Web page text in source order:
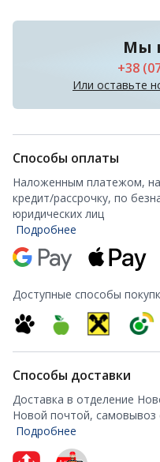
Мы
+38
Или оставьте
Способы оплаты
Наложенным платежом,
кредит/рассрочку, по
юридических лиц
Подробнее
Доступные способы
Способы доставки
Доставка в отделение
Новой почтой, самовывоз
Подробнее